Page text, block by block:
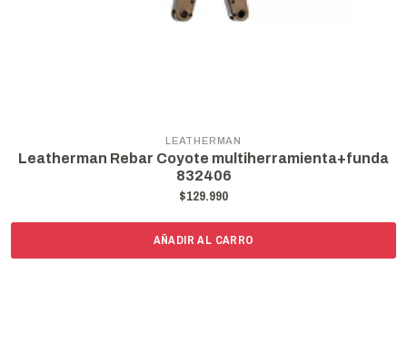
LEATHERMAN
Leatherman Rebar Coyote multiherramienta+funda
832406
$129.990
AÑADIR AL CARRO